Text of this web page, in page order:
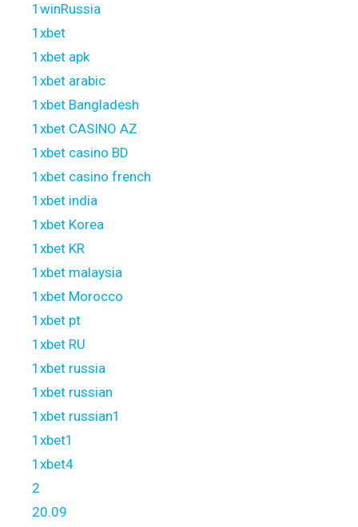
1winRussia
1xbet
1xbet apk
1xbet arabic
1xbet Bangladesh
1xbet CASINO AZ
1xbet casino BD
1xbet casino french
1xbet india
1xbet Korea
1xbet KR
1xbet malaysia
1xbet Morocco
1xbet pt
1xbet RU
1xbet russia
1xbet russian
1xbet russian1
1xbet1
1xbet4
2
20.09